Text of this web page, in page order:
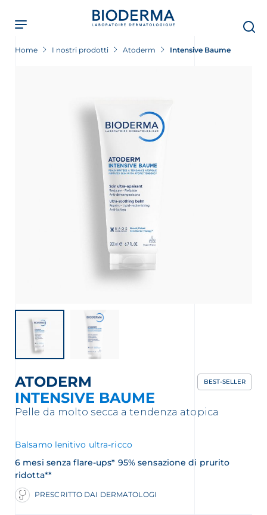
main
content
Home I nostri prodotti Atoderm Intensive Baume
ATODERM
INTENSIVE BAUME
BEST-SELLER
Pelle da molto secca a tendenza atopica
Balsamo lenitivo ultra-ricco
6 mesi senza flare-ups* 95% sensazione di prurito
ridotta**
PRESCRITTO DAI DERMATOLOGI